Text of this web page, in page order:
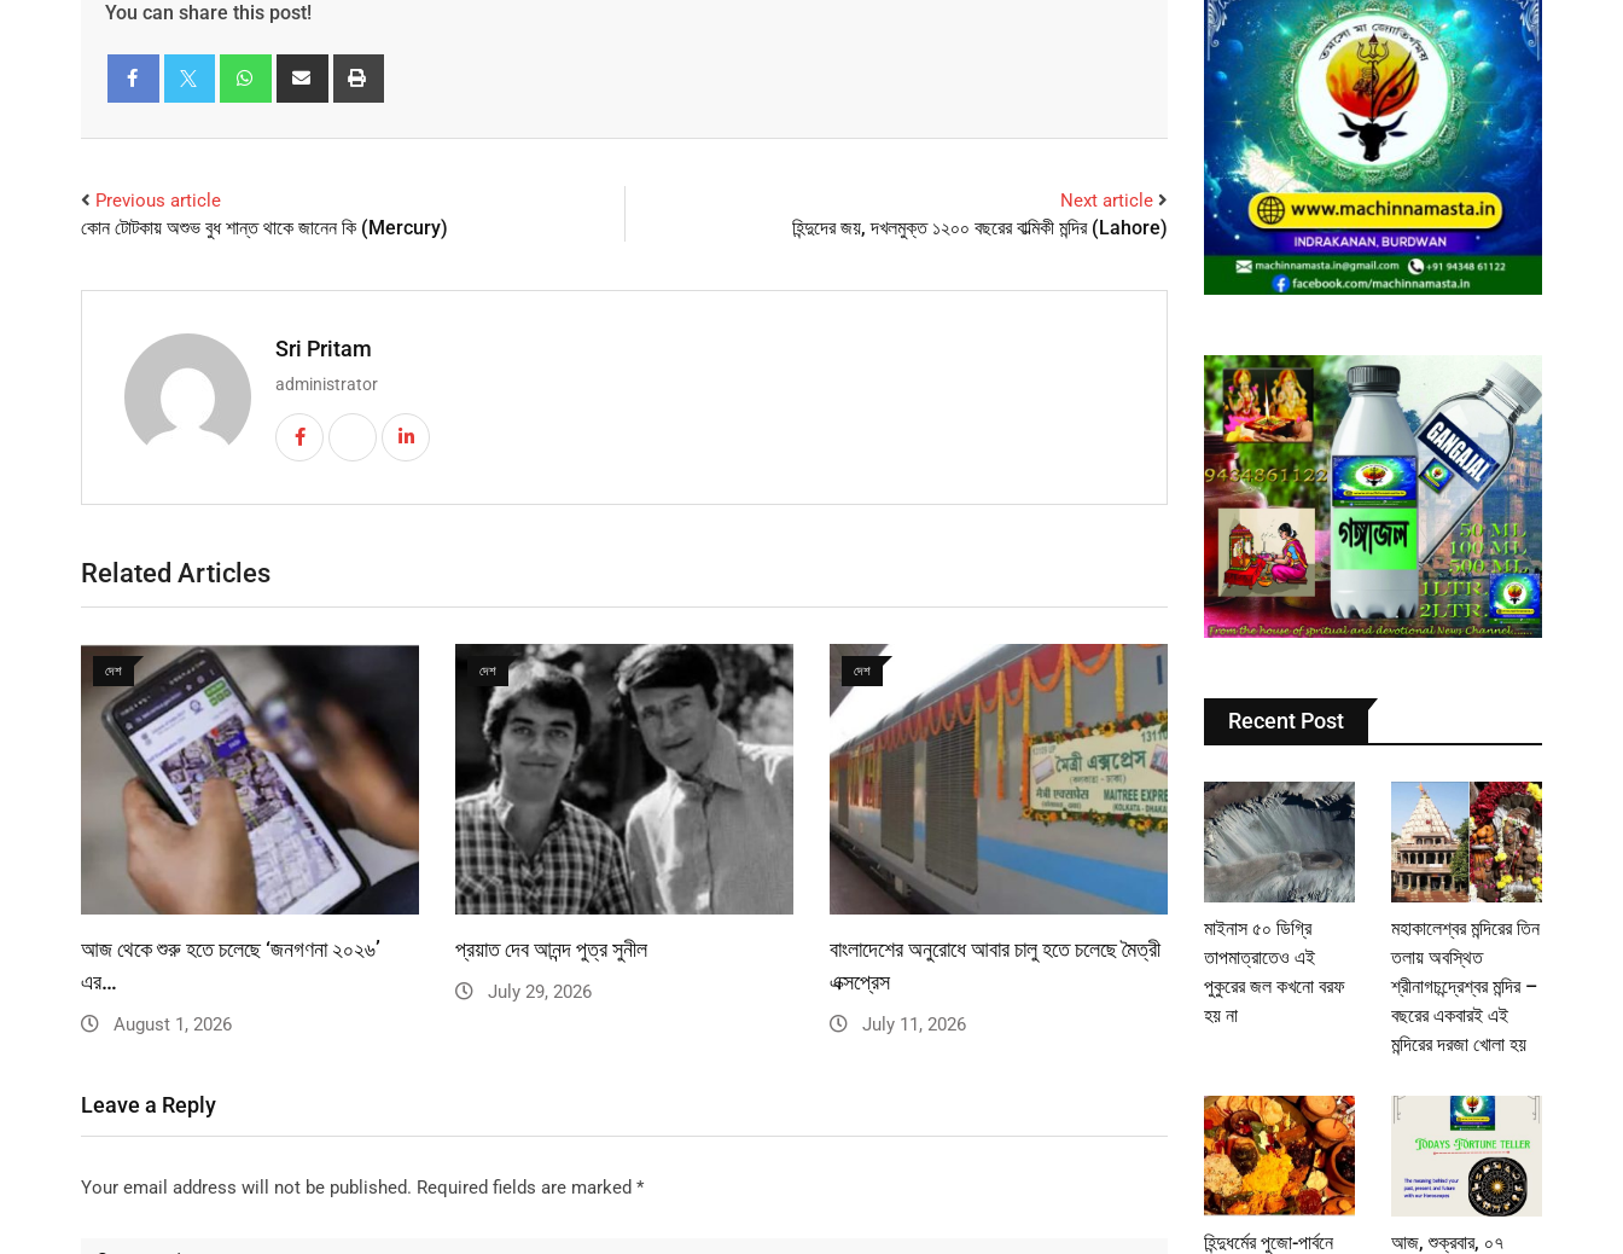
You can share this post!
Previous article
কোন টোটকায় অশুভ বুধ শান্ত থাকে জানেন কি (Mercury)
Next article
হিন্দুদের জয়, দখলমুক্ত ১২০০ বছরের বাল্মিকী মন্দির (Lahore)
Sri Pritam
administrator
Related Articles
দেশ
আজ থেকে শুরু হতে চলেছে ‘জনগণনা ২০২৬’
এর…
August 1, 2026
দেশ
প্রয়াত দেব আনন্দ পুত্র সুনীল
July 29, 2026
দেশ
বাংলাদেশের অনুরোধে আবার চালু হতে চলেছে মৈত্রী
এক্সপ্রেস
July 11, 2026
Leave a Reply
Your email address will not be published. Required fields are marked *
Recent Post
মাইনাস ৫০ ডিগ্রি
তাপমাত্রাতেও এই
পুকুরের জল কখনো বরফ
হয় না
মহাকালেশ্বর মন্দিরের তিন
তলায় অবস্থিত
শ্রীনাগচন্দ্রেশ্বর মন্দির –
বছরের একবারই এই
মন্দিরের দরজা খোলা হয়
হিন্দুধর্মের পুজো-পার্বনে আজ, শুক্রবার, ০৭